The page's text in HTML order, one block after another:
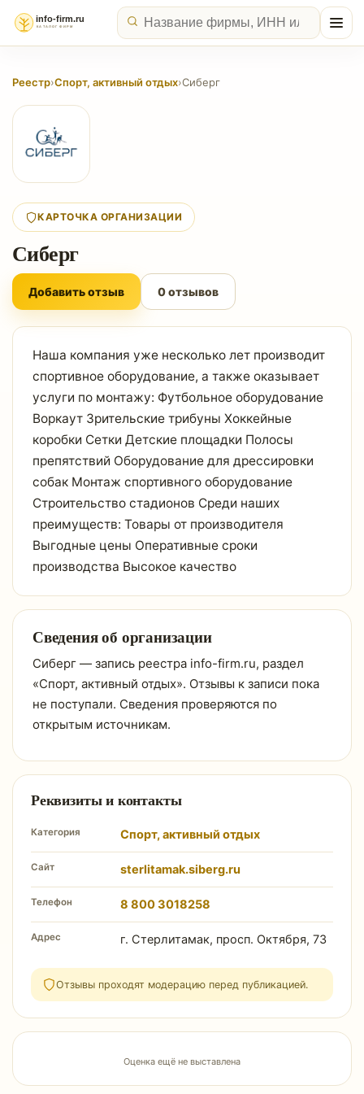
Реестр›Спорт, активный отдых›Сиберг
КАРТОЧКА ОРГАНИЗАЦИИ
Сиберг
Добавить отзыв 0 отзывов
Наша компания уже несколько лет производит
спортивное оборудование, а также оказывает
услуги по монтажу: Футбольное оборудование
Воркаут Зрительские трибуны Хоккейные
коробки Сетки Детские площадки Полосы
препятствий Оборудование для дрессировки
собак Монтаж спортивного оборудование
Строительство стадионов Среди наших
преимуществ: Товары от производителя
Выгодные цены Оперативные сроки
производства Высокое качество
Сведения об организации
Сиберг — запись реестра info-firm.ru, раздел
«Спорт, активный отдых». Отзывы к записи пока
не поступали. Сведения проверяются по
открытым источникам.
Реквизиты и контакты
Категория Спорт, активный отдых
Сайт sterlitamak.siberg.ru
Телефон 8 800 3018258
Адрес г. Стерлитамак, просп. Октября, 73
Отзывы проходят модерацию перед публикацией.
Оценка ещё не выставлена